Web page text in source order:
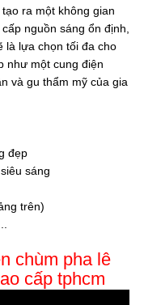
ra một không gian
nguồn sáng ổn định,
là lựa chọn tối đa cho
như một cung điện
và gu thẩm mỹ của gia
đẹp
sáng
trên)
chùm pha lê
cấp tphcm